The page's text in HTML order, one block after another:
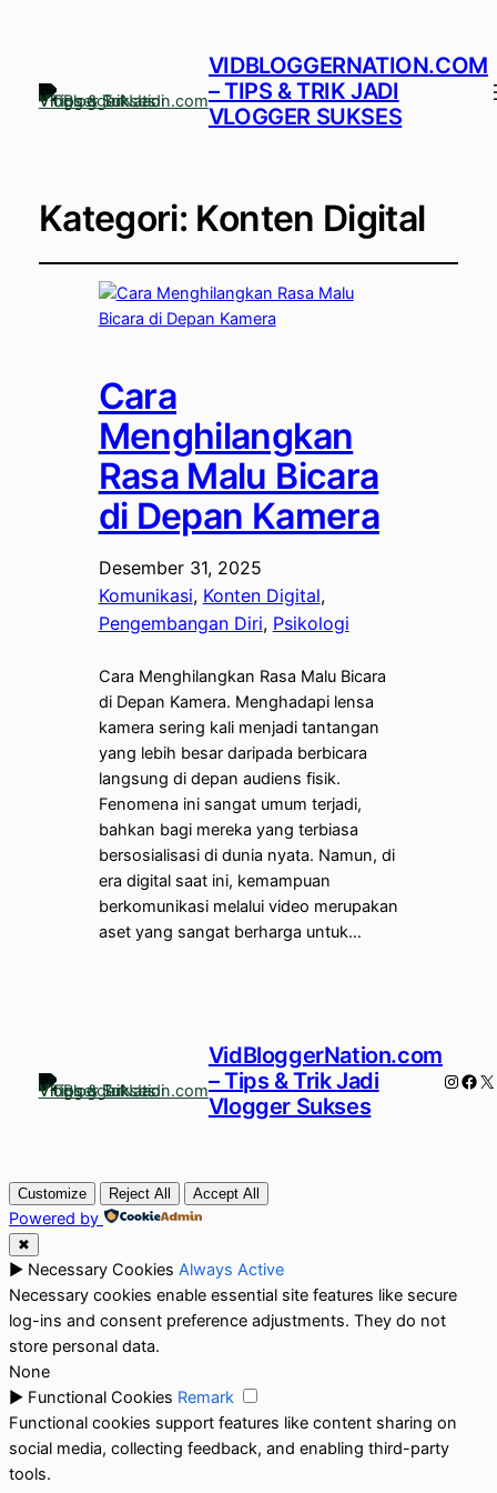
VIDBLOGGERNATION.COM
– TIPS & TRIK JADI
VLOGGER SUKSES
Kategori: Konten Digital
Cara
Menghilangkan
Rasa Malu Bicara
di Depan Kamera
Desember 31, 2025
Komunikasi, Konten Digital ,
Pengembangan Diri, Psikologi
Cara Menghilangkan Rasa Malu Bicara
di Depan Kamera. Menghadapi lensa
kamera sering kali menjadi tantangan
yang lebih besar daripada berbicara
langsung di depan audiens fisik.
Fenomena ini sangat umum terjadi,
bahkan bagi mereka yang terbiasa
bersosialisasi di dunia nyata. Namun, di
era digital saat ini, kemampuan
berkomunikasi melalui video merupakan
aset yang sangat berharga untuk…
VidBloggerNation.com
– Tips & Trik Jadi
Vlogger Sukses
X
Customize Reject All Accept All
Powered by
✖
► Necessary Cookies Always Active
Necessary cookies enable essential site features like secure
log-ins and consent preference adjustments. They do not
store personal data.
None
► Functional Cookies Remark
Functional cookies support features like content sharing on
social media, collecting feedback, and enabling third-party
tools.